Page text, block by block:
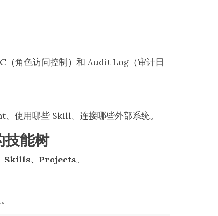
（角色访问控制）和 Audit Log（审计日
使用哪些 Skill、连接哪些外部系统。
能树
Skills、Projects。